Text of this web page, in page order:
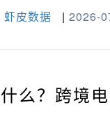
虾皮数据 | 2026-
么？跨境